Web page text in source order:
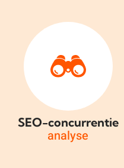
SEO-concurrentie
analyse